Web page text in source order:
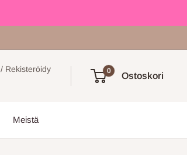
Rekisteröidy 0
Ostoskori
Meistä